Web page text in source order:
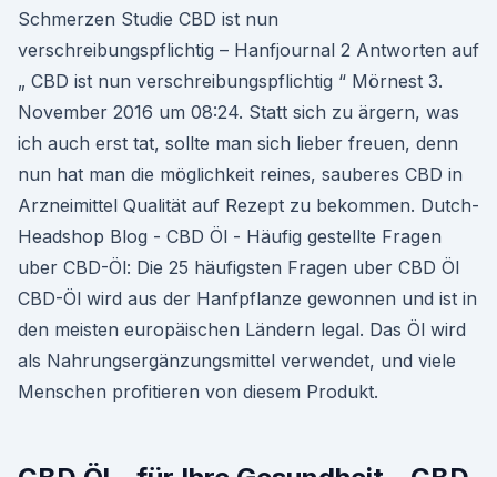
Schmerzen Studie CBD ist nun
verschreibungspflichtig – Hanfjournal 2 Antworten auf
„ CBD ist nun verschreibungspflichtig “ Mörnest 3.
November 2016 um 08:24. Statt sich zu ärgern, was
ich auch erst tat, sollte man sich lieber freuen, denn
nun hat man die möglichkeit reines, sauberes CBD in
Arzneimittel Qualität auf Rezept zu bekommen. Dutch-
Headshop Blog - CBD Öl - Häufig gestellte Fragen
uber CBD-Öl: Die 25 häufigsten Fragen uber CBD Öl
CBD-Öl wird aus der Hanfpflanze gewonnen und ist in
den meisten europäischen Ländern legal. Das Öl wird
als Nahrungsergänzungsmittel verwendet, und viele
Menschen profitieren von diesem Produkt.